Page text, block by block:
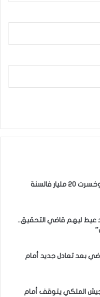
أيت منا: “الوداد اليوم عايشة بسبابي وخسرت 20 مليار فالسنة
عيط ليهم قاضي التحقيق..
بعد تعادل جديد أمام
الملكي يتوقف أمام